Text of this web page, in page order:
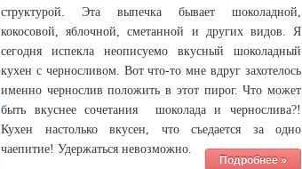
структурой. Эта выпечка бывает шоколадной,
кокосовой, яблочной, сметанной и других видов. Я
сегодня испекла неописуемо вкусный шоколадный
кухен с черносливом. Вот что-то мне вдруг захотелось
именно чернослив положить в этот пирог. Что может
быть вкуснее сочетания шоколада и чернослива?!
Кухен настолько вкусен, что съедается за одно
чаепитие! Удержаться невозможно.
Подробнее »